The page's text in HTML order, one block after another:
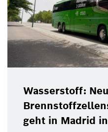
Wasserstoff:
geht in Madrid